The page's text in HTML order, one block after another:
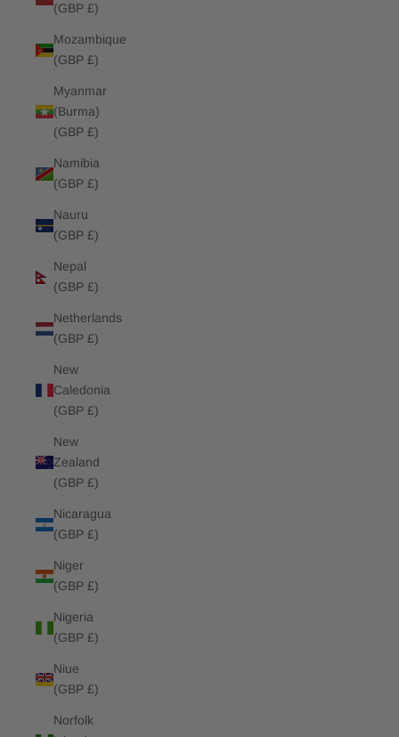
(GBP £)
Mozambique
(GBP £)
Myanmar
(Burma)
(GBP £)
Namibia
(GBP £)
Nauru
(GBP £)
Nepal
(GBP £)
Netherlands
(GBP £)
New
Caledonia
(GBP £)
New
Zealand
(GBP £)
Nicaragua
(GBP £)
Niger
(GBP £)
Nigeria
(GBP £)
Niue
(GBP £)
Norfolk